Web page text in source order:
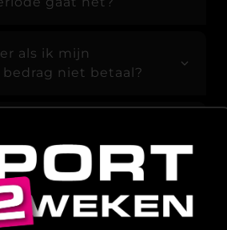
als ik mijn
niet betaal?
contact openemen
mijn openstaande